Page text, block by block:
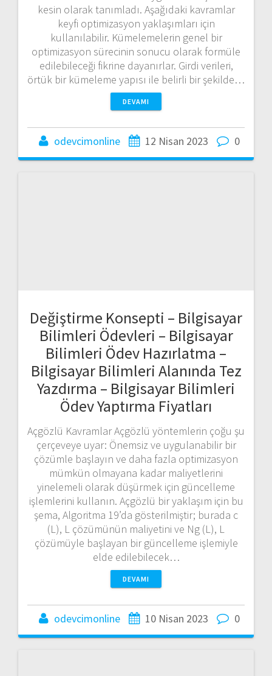
kesin olarak tanımladı. Aşağıdaki kavramlar
keyfi optimizasyon yaklaşımları için
kullanılabilir. Kümelemelerin genel bir
optimizasyon sürecinin sonucu olarak formüle
edilebileceği fikrine dayanırlar. Girdi verileri,
örtük bir kümeleme yapısı ile belirli bir şekilde…
DEVAMI
odevcimonline 12 Nisan 2023 0
Açgözlü Kavramlar Açgözlü yöntemlerin çoğu şu
çerçeveye uyar: Önemsiz ve uygulanabilir bir
çözümle başlayın ve daha fazla optimizasyon
mümkün olmayana kadar maliyetlerini
yinelemeli olarak düşürmek için güncelleme
işlemlerini kullanın. Açgözlü bir yaklaşım için bu
şema, Algoritma 19’da gösterilmiştir; burada c
(L), L çözümünün maliyetini ve Ng (L), L
çözümüyle başlayan bir güncelleme işlemiyle
elde edilebilecek…
DEVAMI
odevcimonline 10 Nisan 2023 0